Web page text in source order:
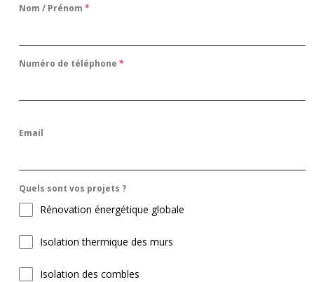
Nom / Prénom *
Numéro de téléphone *
Email
Quels sont vos projets ?
Rénovation énergétique globale
Isolation thermique des murs
Isolation des combles